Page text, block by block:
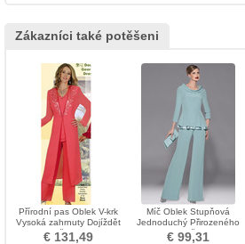
Zákazníci také potěšeni
Přírodní pas Oblek V-krk
Vysoká zahrnuty Dojíždět
Matka šaty obleky
€ 131,49
Míč Oblek Stupňová
Jednoduchý Přirozeného
pasu Matka šaty obleky
€ 99,31